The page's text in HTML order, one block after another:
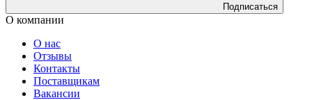
Подписаться
О компании
О нас
Отзывы
Контакты
Поставщикам
Вакансии